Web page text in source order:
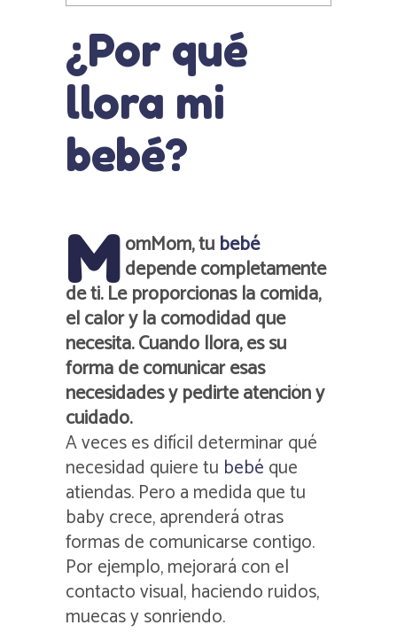
¿Por qué
llora mi
bebé?
MomMom, tubebé
depende completamente
de ti. Le proporcionas la comida,
el calor y la comodidad que
necesita. Cuando llora, es su
forma de comunicar esas
necesidades y pedirte atención y
cuidado.
A veces es difícil determinar qué
necesidad quiere tu bebé que
atiendas. Pero a medida que tu
baby crece, aprenderá otras
formas de comunicarse contigo.
Por ejemplo, mejorará con el
contacto visual, haciendo ruidos,
muecas y sonriendo.